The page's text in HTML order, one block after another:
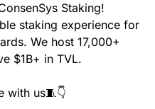
Staking!
staking experience for
We host 17,000+
$1B+ in TVL.
with us🧵👇